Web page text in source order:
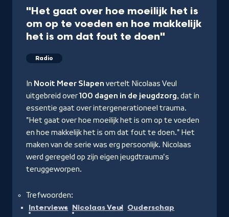
"Het gaat over hoe moeilijk het is
om op te voeden en hoe makkelijk
het is om dat fout te doen"
Radio
In Nooit Meer Slapen vertelt Nicolaas Veul
uitgebreid over100 dagen in de jeugdzorg, dat in
essentie gaat over intergenerationeel trauma.
"Het gaat over hoe moeilijk het is om op te voeden
en hoe makkelijk het is om dat fout te doen." Het
maken van de serie was erg persoonlijk. Nicolaas
werd geregeld op zijn eigen jeugdtrauma's
teruggeworpen.
Trefwoorden:
Interviews Nicolaas Veul Ouderschap